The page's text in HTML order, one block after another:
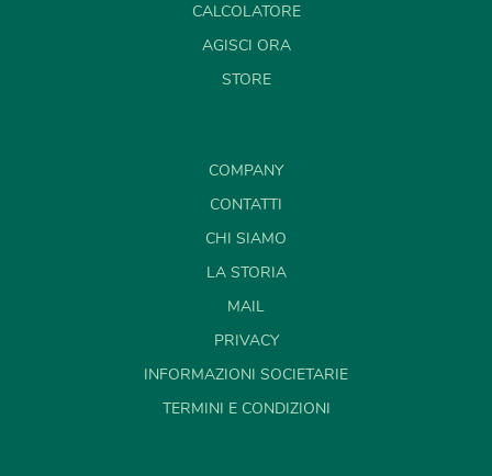
CALCOLATORE
AGISCI ORA
STORE
COMPANY
CONTATTI
CHI SIAMO
LA STORIA
MAIL
PRIVACY
INFORMAZIONI SOCIETARIE
TERMINI E CONDIZIONI